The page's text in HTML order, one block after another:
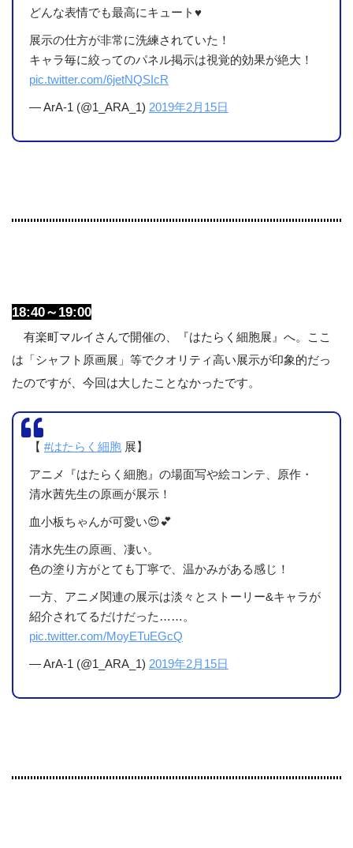
どんな表情でも最高にキュート♥
展示の仕方が非常に洗練されていた！
キャラ毎に絞ってのパネル掲示は視覚的効果が絶大！
pic.twitter.com/6jetNQSIcR
— ArA-1 (@1_ARA_1) 2019年2月15日
18:40～19:00
有楽町マルイさんで開催の、『はたらく細胞展』へ。ここ
は「シャフト原画展」等でクオリティ高い展示が印象的だっ
たのですが、今回は大したことなかったです。
【 #はたらく細胞 展】
アニメ『はたらく細胞』の場面写や絵コンテ、原作・
清水茜先生の原画が展示！
血小板ちゃんが可愛い😍💕
清水先生の原画、凄い。
色の塗り方がとても丁寧で、温かみがある感じ！
一方、アニメ関連の展示は淡々とストーリー&キャラが
紹介されてるだけだった……。
pic.twitter.com/MoyETuEGcQ
— ArA-1 (@1_ARA_1) 2019年2月15日